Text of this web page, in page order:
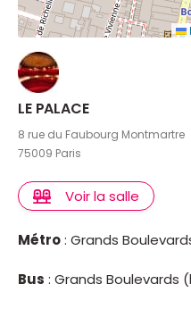
LE PALACE
8 rue du Faubourg Montmartre
75009 Paris
Voir la salle
Métro: Grands
Bus : Grands Boulevards